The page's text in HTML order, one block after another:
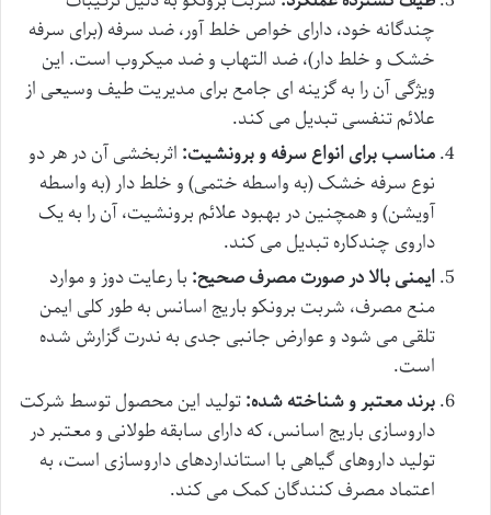
چندگانه خود، دارای خواص خلط آور، ضد سرفه (برای سرفه
خشک و خلط دار)، ضد التهاب و ضد میکروب است. این
ویژگی آن را به گزینه ای جامع برای مدیریت طیف وسیعی از
علائم تنفسی تبدیل می کند.
مناسب برای انواع سرفه و برونشیت: اثربخشی آن در هر دو
نوع سرفه خشک (به واسطه ختمی) و خلط دار (به واسطه
آویشن) و همچنین در بهبود علائم برونشیت، آن را به یک
داروی چندکاره تبدیل می کند.
ایمنی بالا در صورت مصرف صحیح: با رعایت دوز و موارد
منع مصرف، شربت برونکو باریج اسانس به طور کلی ایمن
تلقی می شود و عوارض جانبی جدی به ندرت گزارش شده
است.
برند معتبر و شناخته شده:تولید این محصول توسط شرکت
داروسازی باریج اسانس، که دارای سابقه طولانی و معتبر در
تولید داروهای گیاهی با استانداردهای داروسازی است، به
اعتماد مصرف کنندگان کمک می کند.